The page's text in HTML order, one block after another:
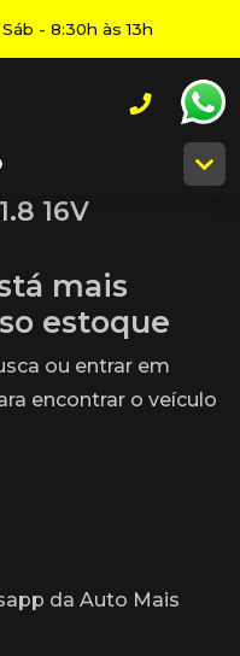
- 8:30h às 13h
16V
mais
estoque
ou entrar em
encontrar o veículo
da Auto Mais